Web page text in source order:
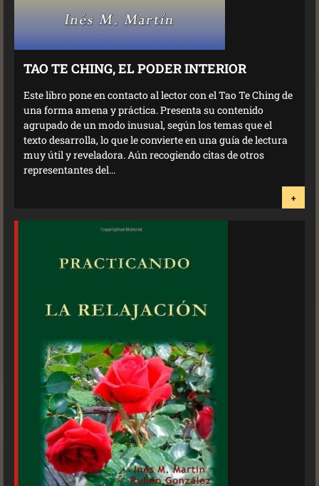
TAO TE CHING, EL PODER INTERIOR
Este libro pone en contacto al lector con el Tao Te Ching de
una forma amena y práctica. Presenta su contenido
agrupado de un modo inusual, según los temas que el
texto desarrolla, lo que le convierte en una guía de lectura
muy útil y reveladora. Aún recogiendo citas de otros
representantes del...
+